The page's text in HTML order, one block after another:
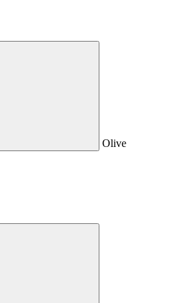
Olive